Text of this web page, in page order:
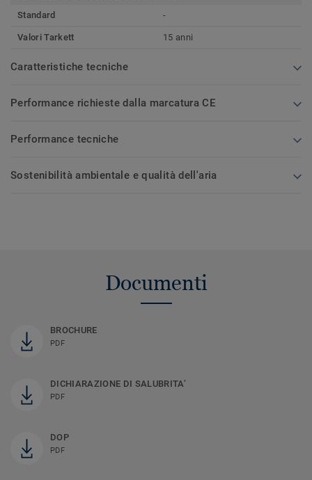
Standard
-
Valori Tarkett 15 anni
Caratteristiche tecniche
Performance richieste dalla marcatura CE
Performance tecniche
Sostenibilità ambientale e qualità dell'aria
Documenti
BROCHURE
PDF
DICHIARAZIONE DI SALUBRITA’
PDF
DOP
PDF